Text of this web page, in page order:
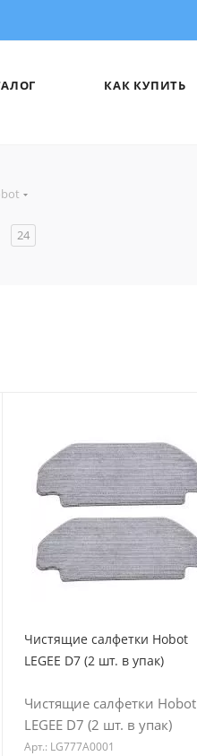
КАК КУПИТЬ
24
Чистящие салфетки Hobot
LEGEE D7 (2 шт. в упак)
Чистящие салфетки Hobot
LEGEE D7 (2 шт. в упак)
Арт.: LG777A0001